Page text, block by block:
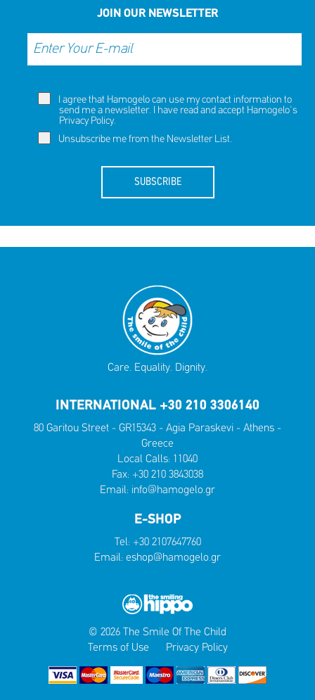
JOIN OUR NEWSLETTER
I agree that Hamogelo can use my contact information to
send me a newsletter. I have read and accept Hamogelo's
Privacy Policy.
Unsubscribe me from the Newsletter List.
SUBSCRIBE
Care. Equality. Dignity.
INTERNATIONAL +30 210 3306140
80 Garitou Street - GR15343 - Agia Paraskevi - Athens -
Greece
Local Calls: 11040
Fax: +30 210 3843038
Email: info@hamogelo.gr
E-SHOP
Tel: +30 2107647760
Email: eshop@hamogelo.gr
© 2026 The Smile Of The Child
Terms of Use
Privacy Policy